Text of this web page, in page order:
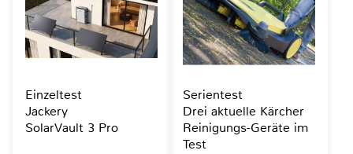
Einzeltest
Jackery
SolarVault 3 Pro
Serientest
Drei aktuelle Kärcher
Reinigungs-Geräte im
Test